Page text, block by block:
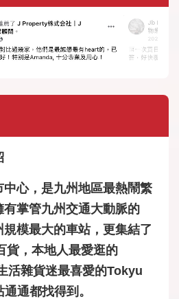
中心，是九州地區最熱鬧繁
掌管九州交通大動脈的
規模最大的車站，更集結了
貨，本地人最愛逛的
活雜貨迷最喜愛的Tokyu
通都找得到。